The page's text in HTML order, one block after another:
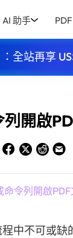
AI 助手
：全站再享
開啟
令列開啟PDF
中不可或